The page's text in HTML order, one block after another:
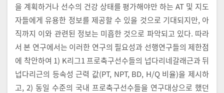
을 계획하거나 선수의 건강 상태를 평가해야만 하는 AT 및 지도
자들에게 유용한 정보를 제공할 수 있을 것으로 기대되지만, 아
직까지 이와 관련된 정보는 미흡한 것으로 파악되고 있다. 따라
서 본 연구에서는 이러한 연구의 필요성과 선행연구들의 제한점
에 착안하여 1) K리그1 프로축구선수들의 넙다리네갈래근과 뒤
넙다리근의 등속성 근력 값(PT, NPT, BD, H/Q 비율)을 제시하
고, 2) 동일 수준의 국내 프로축구선수들을 연구대상으로 했던